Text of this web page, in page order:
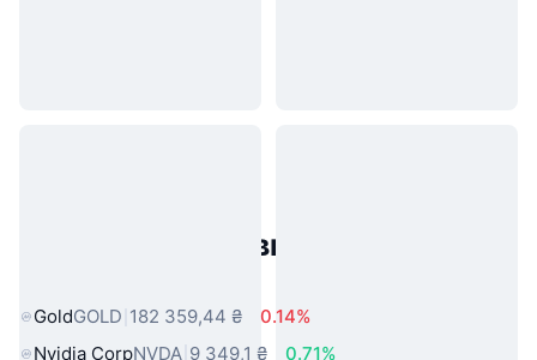
Популярні активи реального
GoldGOLD 182 359,44 ₴
0.14%
Nvidia CorpNVDA 9 349,1 ₴ 0.71%